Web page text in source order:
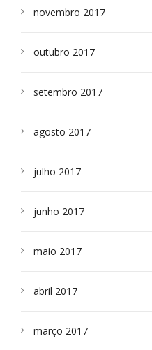
novembro 2017
outubro 2017
setembro 2017
agosto 2017
julho 2017
junho 2017
maio 2017
abril 2017
março 2017